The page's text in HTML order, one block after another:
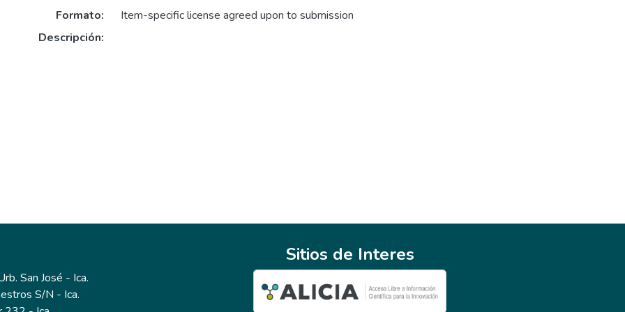
Formato:
Item-specific license agreed upon to submission
Descripción:
San José - Ica.
S/N - Ica.
Sitios de Interes